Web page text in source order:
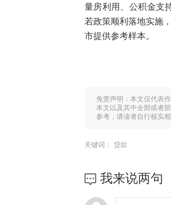
量房利用、公积金支
若政策顺利落地实施
市提供参考样本。
免责声明：本文仅代表
本文以及其中全部或者
参考，请读者自行核实相
关键词： 贷款
我来说两句